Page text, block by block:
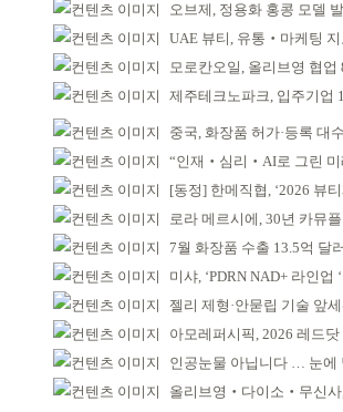
오브제, 정용화 홍콩 모델 발탁 중
UAE 뷰티, 유통‧마케팅
모로칸오일, 올리브영 협업 8월 ‘
제주테크노파크, 입주기업
중국, 화장품 허가·등록 대수술… 시험
“인재‧심리‧AI로 그린 미
[동정] 한메직협, ‘2026 뷰티페스
로라 메르시에, 30년 카뮤플라지
7월 화장품 수출 13.5억 달
미샤, ‘PDRN NAD+ 라인업 ‘리프팅
젤리 제형·안묻립 기술 앞세워 여름 메
아모레퍼시픽, 2026 레드닷 어워드
인공눈물 아닙니다 … 눈에 넣었다
올리브영‧다이소‧무신사, ‘1인